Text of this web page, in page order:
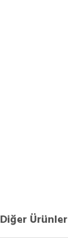
Diğer Ürünler